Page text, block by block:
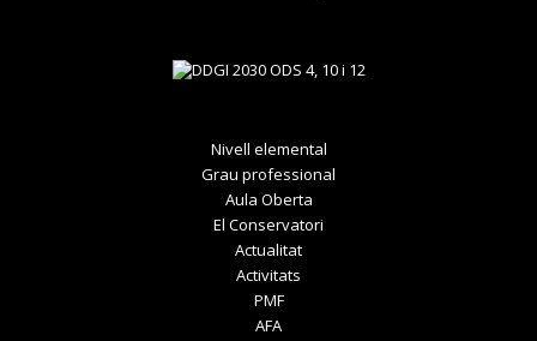
Nivell elemental
Grau professional
Aula Oberta
El Conservatori
Actualitat
Activitats
PMF
AFA